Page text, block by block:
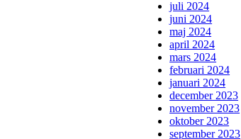
juli 2024
juni 2024
maj 2024
april 2024
mars 2024
februari 2024
januari 2024
december 2023
november 2023
oktober 2023
september 2023